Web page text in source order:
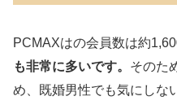
PCMAXはの会員数は約
も非常に多いです。 そのた
め、既婚男性でも気にしな